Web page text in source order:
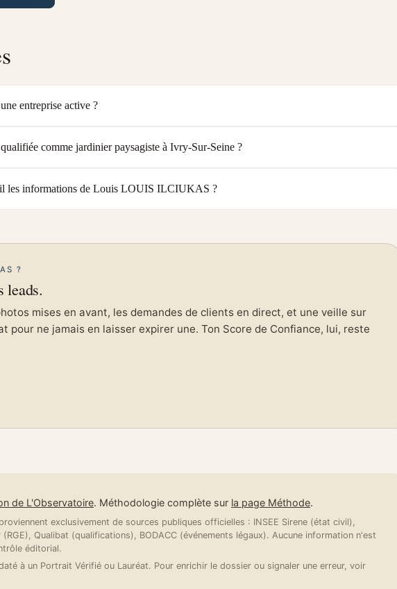
entreprise active ?
comme jardinier paysagiste à Ivry-Sur-Seine ?
les informations de Louis LOUIS ILCIUKAS ?
?
leads.
mises en avant, les demandes de clients en direct, et une veille sur
pour ne jamais en laisser expirer une. Ton Score de Confiance, lui, reste
de L'Observatoire. Méthodologie complète sur la page Méthode.
exclusivement de sources publiques officielles : INSEE Sirene (état civil),
Qualibat (qualifications), BODACC (événements légaux). Aucune information n'est
éditorial.
à un Portrait Vérifié ou Lauréat. Pour enrichir le dossier ou signaler une erreur, voir